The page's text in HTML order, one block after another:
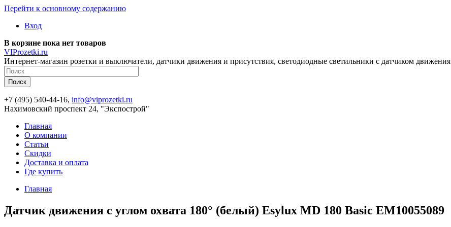
Перейти к основному содержанию
Вход
В корзине пока нет товаров
VIProzetki.ru
Интернет-магазин розетки и выключатели, датчики движения и присутствия, светодиодные светильники с датчиком движения
+7 (495) 540-44-16, info@viprozetki.ru
Нахимовский проспект 24, "Экспострой"
Главная
О компании
Статьи
Скидки
Доставка и оплата
Где купить
Главная
Датчик движения с углом охвата 180° (белый) Esylux MD 180 Basic EM10055089